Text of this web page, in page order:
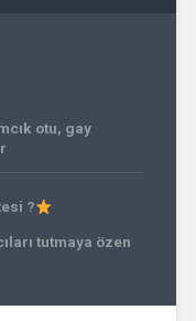
otu, gay
?
tutmaya özen